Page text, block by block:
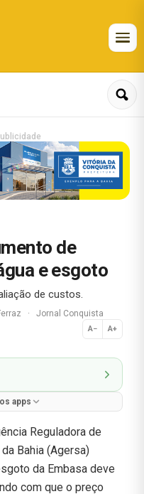
de
e esgoto
de custos.
· Jornal Conquista
A− A+
Normal
apps
Reguladora de
Bahia (Agersa)
da Embasa deve
com que o preço